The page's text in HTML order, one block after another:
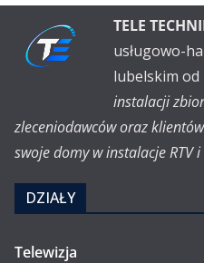
TELE
usługowo-
lubelskim od
instalacji
zleceniodawców oraz
swoje domy w instalacje RTV
DZIAŁY
Telewizja